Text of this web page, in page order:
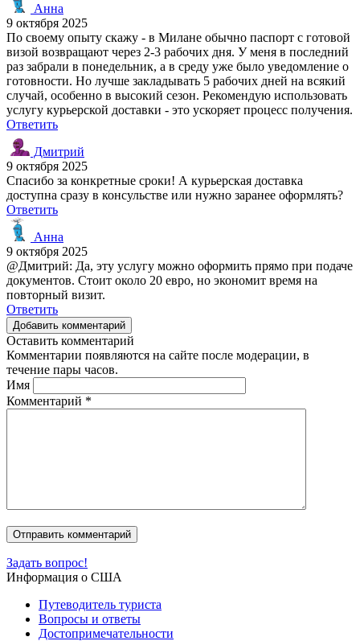
Анна
9 октября 2025
По своему опыту скажу - в Милане обычно паспорт с готовой
визой возвращают через 2-3 рабочих дня. У меня в последний
раз забрали в понедельник, а в среду уже было уведомление о
готовности. Но лучше закладывать 5 рабочих дней на всякий
случай, особенно в высокий сезон. Рекомендую использовать
услугу курьерской доставки - это ускоряет процесс получения.
Ответить
Дмитрий
9 октября 2025
Спасибо за конкретные сроки! А курьерская доставка
доступна сразу в консульстве или нужно заранее оформлять?
Ответить
Анна
9 октября 2025
@Дмитрий: Да, эту услугу можно оформить прямо при подаче
документов. Стоит около 20 евро, но экономит время на
повторный визит.
Ответить
Добавить комментарий
Оставить комментарий
Комментарии появляются на сайте после модерации, в
течение пары часов.
Имя
Комментарий *
Задать вопрос!
Информация о США
Путеводитель туриста
Вопросы и ответы
Достопримечательности